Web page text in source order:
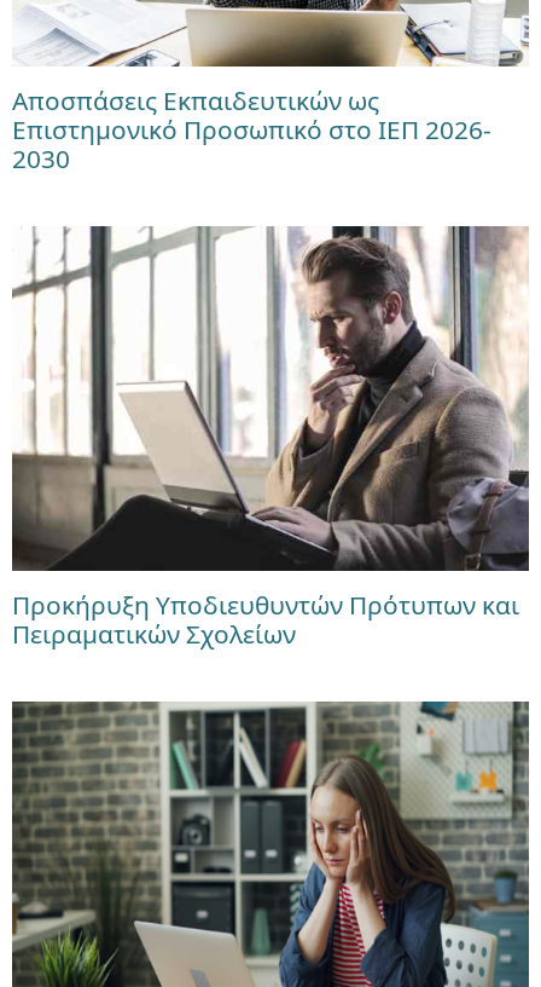
Αποσπάσεις Εκπαιδευτικών ως
Επιστημονικό Προσωπικό στο ΙΕΠ 2026-
2030
Προκήρυξη Υποδιευθυντών Πρότυπων και
Πειραματικών Σχολείων